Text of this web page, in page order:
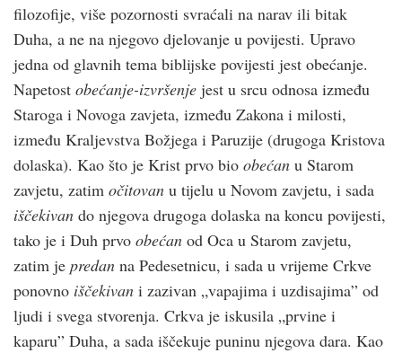
filozofije, više pozornosti svraćali na narav ili bitak
Duha, a ne na njegovo djelovanje u povijesti. Upravo
jedna od glavnih tema biblijske povijesti jest obećanje.
Napetost obećanje-izvršenje jest u srcu odnosa između
Staroga i Novoga zavjeta, između Zakona i milosti,
između Kraljevstva Božjega i Paruzije (drugoga Kristova
dolaska). Kao što je Krist prvo bio obećan u Starom
zavjetu, zatim očitovan u tijelu u Novom zavjetu, i sada
iščekivan do njegova drugoga dolaska na koncu povijesti,
tako je i Duh prvo obećan od Oca u Starom zavjetu,
zatim je predan na Pedesetnicu, i sada u vrijeme Crkve
ponovno iščekivan i zazivan „vapajima i uzdisajima” od
ljudi i svega stvorenja. Crkva je iskusila „prvine i
kaparu” Duha, a sada iščekuje puninu njegova dara. Kao